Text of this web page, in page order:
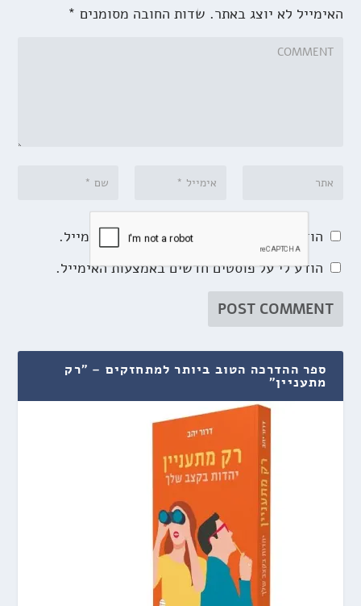
האימייל לא יוצג באתר. שדות החובה מסומנים *
הודע לי על תגובות נוספות באמצעות האימייל.
הודע לי על פוסטים חדשים באמצעות האימייל.
ספר ההדרכה הטוב ביותר למתחזקים – "רק
מתעניין"